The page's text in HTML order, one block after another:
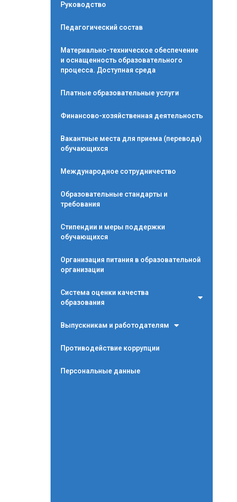
Руководство
Педагогический состав
Материально-техническое обеспечение
и оснащенность образовательного
процесса. Доступная среда
Платные образовательные услуги
Финансово-хозяйственная деятельность
Вакантные места для приема (перевода)
обучающихся
Международное сотрудничество
Образовательные стандарты и
требования
Стипендии и меры поддержки
обучающихся
Организация питания в образовательной
организации
Система оценки качества
образования
Выпускникам и работодателям
Противодействие коррупции
Персональные данные